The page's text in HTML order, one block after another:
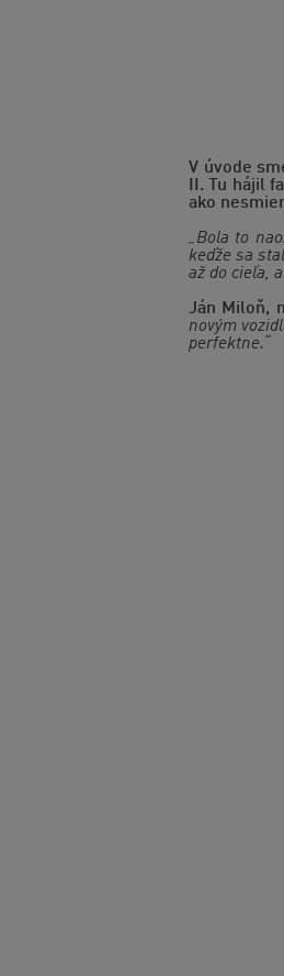
V úvode
II. Tu hájil
ako
„Bola to
keďže sa
až do cieľa,
Ján Miloň,
novým
perfektne.“